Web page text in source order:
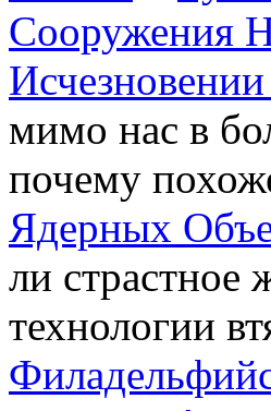
Сооружения
мимо нас в
почему
Ядерных
ли страстное
технологии